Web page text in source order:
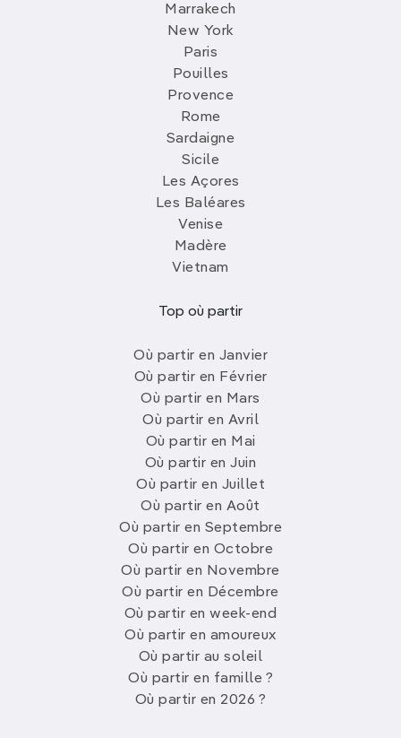
Marrakech
New York
Paris
Pouilles
Provence
Rome
Sardaigne
Sicile
Les Açores
Les Baléares
Venise
Madère
Vietnam
Top où partir
Où partir en Janvier
Où partir en Février
Où partir en Mars
Où partir en Avril
Où partir en Mai
Où partir en Juin
Où partir en Juillet
Où partir en Août
Où partir en Septembre
Où partir en Octobre
Où partir en Novembre
Où partir en Décembre
Où partir en week-end
Où partir en amoureux
Où partir au soleil
Où partir en famille ?
Où partir en 2026 ?